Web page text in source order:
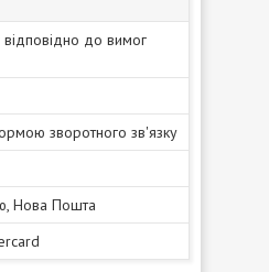
до вимог
зворотного зв'язку
Нова Пошта